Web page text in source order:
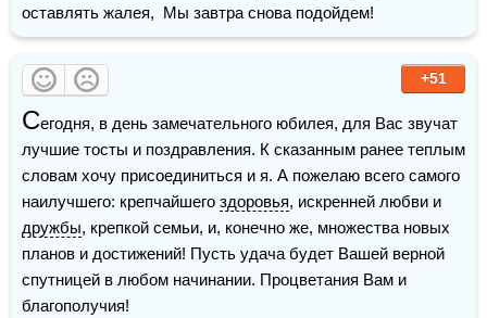
оставлять жалея,  Мы завтра снова подойдем!
+51
Сегодня, в день замечательного юбилея, для Вас звучат
лучшие тосты и поздравления. К сказанным ранее теплым
словам хочу присоединиться и я. А пожелаю всего самого
наилучшего: крепчайшего здоровья
дружбы, крепкой семьи, и, конечно же, множества новых
планов и достижений! Пусть удача будет Вашей верной
спутницей в любом начинании. Процветания Вам и
благополучия!